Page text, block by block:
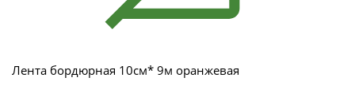
Лента бордюрная 10см* 9м оранжевая